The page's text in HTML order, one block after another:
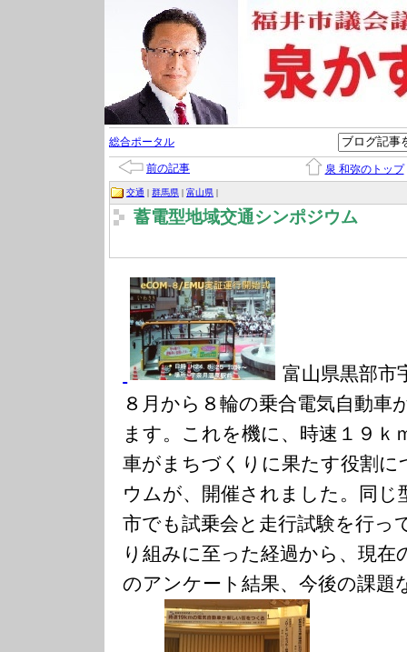
総合ポータル
前の記事 泉 和弥のトップ
交通 | 群馬県 | 富山県 |
蓄電型地域交通シンポジウム
富山県黒部市
８月から８輪の乗合電気自動車
ます。これを機に、時速１９ｋ
車がまちづくりに果たす役割
ウムが、開催されました。同じ
市でも試乗会と走行試験を行っ
り組みに至った経過から、現在
のアンケート結果、今後の課題